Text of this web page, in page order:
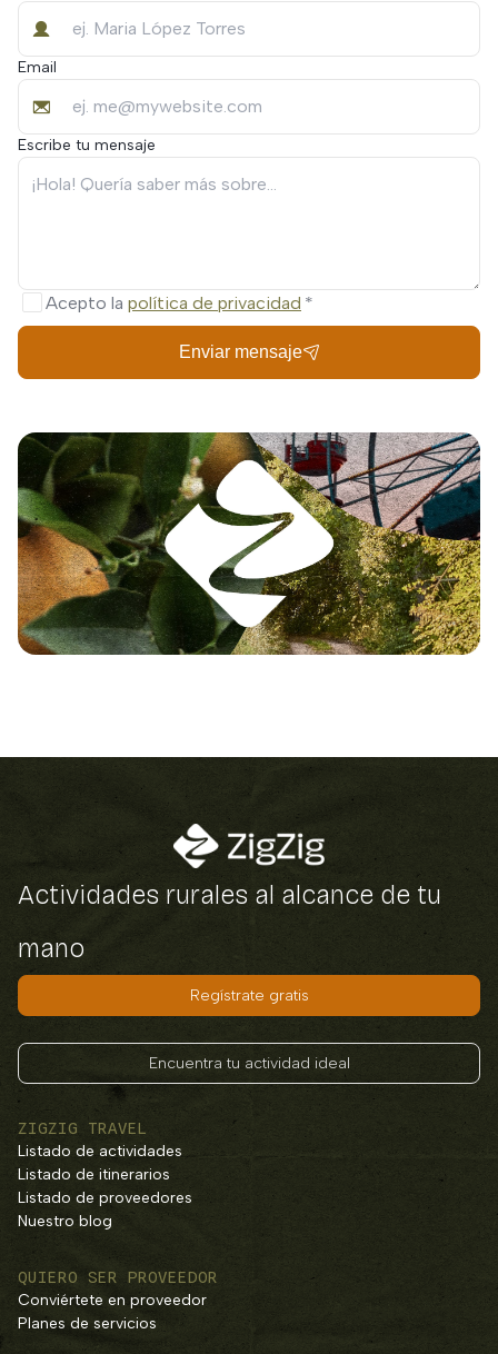
Email
Escribe tu mensaje
Acepto la política de privacidad
Enviar mensaje
Actividades rurales al alcance de tu
mano
Regístrate gratis
Encuentra tu actividad ideal
ZIGZIG TRAVEL
Listado de actividades
Listado de itinerarios
Listado de proveedores
Nuestro blog
QUIERO SER PROVEEDOR
Conviértete en proveedor
Planes de servicios